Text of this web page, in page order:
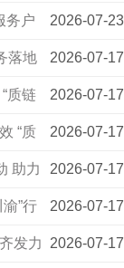
2026-07-23
务户
2026-07-17
落地
2026-07-17
质链
2026-07-17
“质
2026-07-17
助力
2026-07-17
”行
2026-07-17
发力